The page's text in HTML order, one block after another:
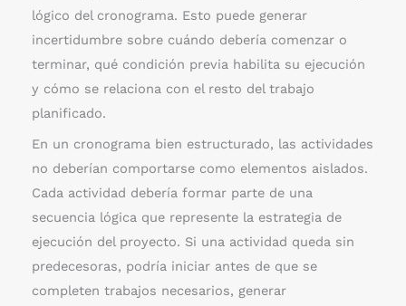
lógico del cronograma. Esto puede generar
incertidumbre sobre cuándo debería comenzar o
terminar, qué condición previa habilita su ejecución
y cómo se relaciona con el resto del trabajo
planificado.
En un cronograma bien estructurado, las actividades
no deberían comportarse como elementos aislados.
Cada actividad debería formar parte de una
secuencia lógica que represente la estrategia de
ejecución del proyecto. Si una actividad queda sin
predecesoras, podría iniciar antes de que se
completen trabajos necesarios, generar